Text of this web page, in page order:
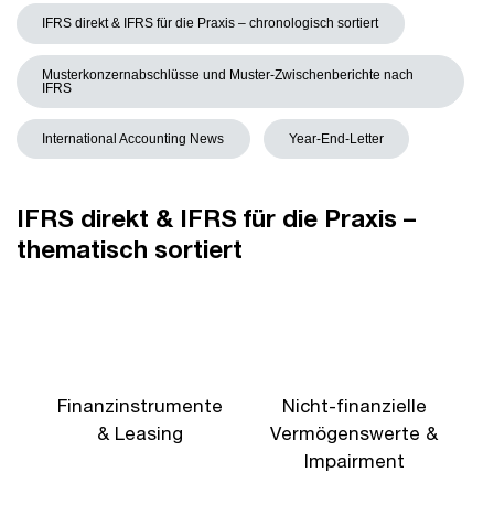
IFRS direkt & IFRS für die Praxis – chronologisch sortiert
Musterkonzernabschlüsse und Muster-Zwischenberichte nach
IFRS
International Accounting News Year-End-Letter
IFRS direkt & IFRS für die Praxis –
thematisch sortiert
Finanzinstrumente
& Leasing
Nicht-finanzielle
Vermögenswerte &
Impairment